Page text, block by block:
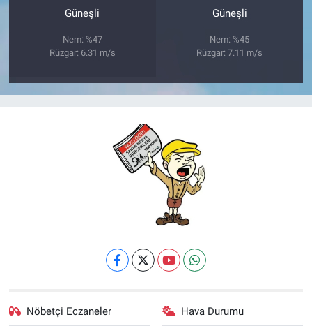
Güneşli
Nem: %47
Rüzgar: 6.31 m/s
Güneşli
Nem: %45
Rüzgar: 7.11 m/s
Nöbetçi Eczaneler Hava Durumu